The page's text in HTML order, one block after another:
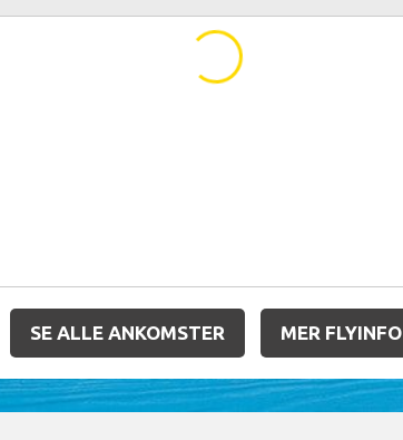
SE ALLE ANKOMSTER MER FLYINFO